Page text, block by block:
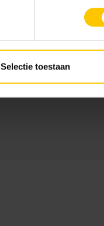
Selectie toestaan